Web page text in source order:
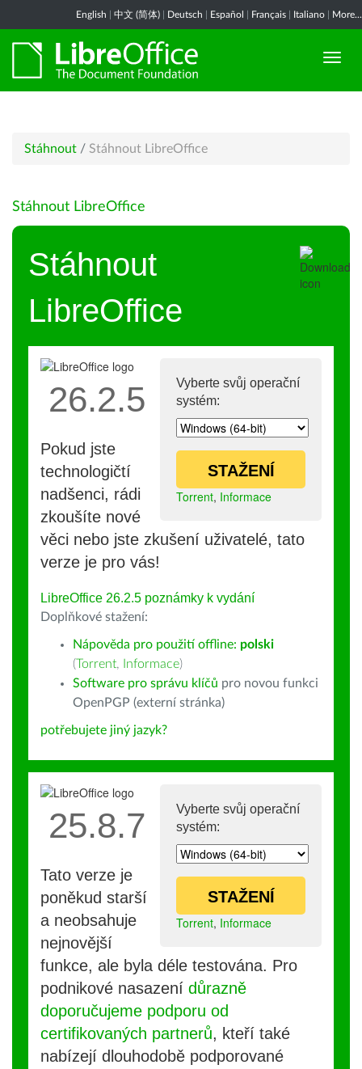
English 中文 (简体) Deutsch Español Français Italiano More...
Stáhnout / Stáhnout LibreOffice
Stáhnout LibreOffice
Stáhnout
LibreOffice
Vyberte svůj operační
systém:
STAŽENÍ
Torrent, Informace
26.2.5
Pokud jste
technologičtí
nadšenci, rádi
zkoušíte nové
věci nebo jste zkušení uživatelé, tato
verze je pro vás!
LibreOffice 26.2.5 poznámky k vydání
Doplňkové stažení:
Nápověda pro použití offline: polski
(Torrent, Informace)
Software pro správu klíčů pro novou funkci
OpenPGP (externí stránka)
potřebujete jiný jazyk?
Vyberte svůj operační
systém:
STAŽENÍ
Torrent, Informace
25.8.7
Tato verze je
poněkud starší
a neobsahuje
nejnovější
funkce, ale byla déle testována. Pro
podnikové nasazení důrazně
doporučujeme podporu od
certifikovaných partnerů, kteří také
nabízejí dlouhodobě podporované